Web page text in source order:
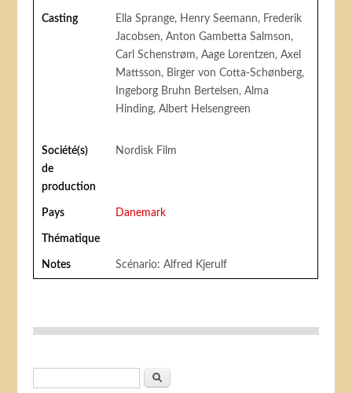
Casting
Ella Sprange, Henry Seemann, Frederik
Jacobsen, Anton Gambetta Salmson,
Carl Schenstrøm, Aage Lorentzen, Axel
Mattsson, Birger von Cotta-Schønberg,
Ingeborg Bruhn Bertelsen, Alma
Hinding, Albert Helsengreen
Société(s)
de
production
Nordisk Film
Pays Danemark
Thématique
Notes Scénario: Alfred Kjerulf
Formulaire de recherche
Rechercher